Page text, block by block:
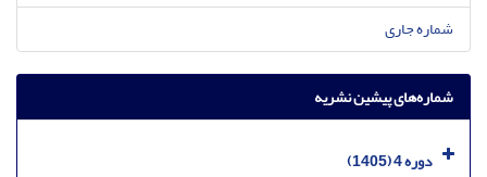
شماره جاری
شماره‌های پیشین نشریه
دوره 4 (1405)